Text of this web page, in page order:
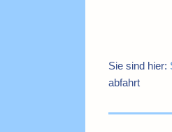
Sie sind hier:
abfahrt